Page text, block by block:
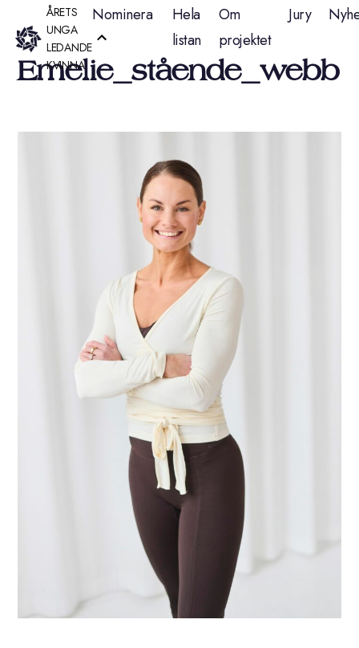
Hoppa
till
innehåll
ÅRETS
UNGA
LEDANDE
KVINNA
Nominera
Hela
listan
Om
projektet
Jury
Emelie_stående_webb